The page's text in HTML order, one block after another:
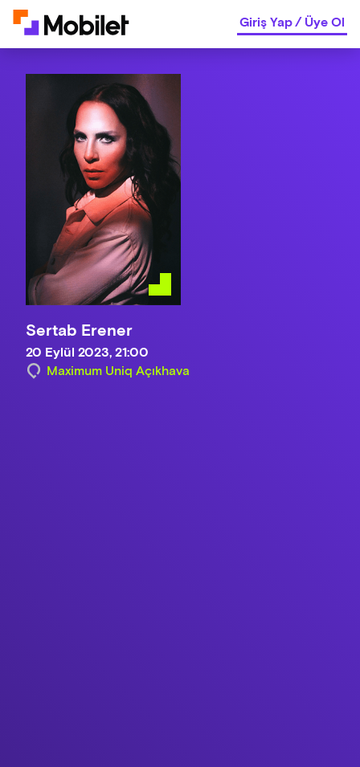
Giriş Yap/Üye Ol
Sertab Erener
20 Eylül 2023, 21:00
Maximum Uniq Açıkhava